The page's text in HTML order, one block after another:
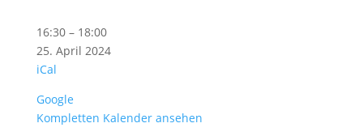
Stillvorbereitung
im
"MKM"
16:30 – 18:00
25. April 2024
iCal
Google
Kompletten Kalender ansehen